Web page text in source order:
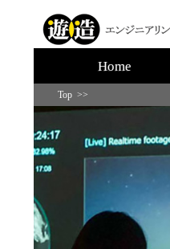
Home
Top >>